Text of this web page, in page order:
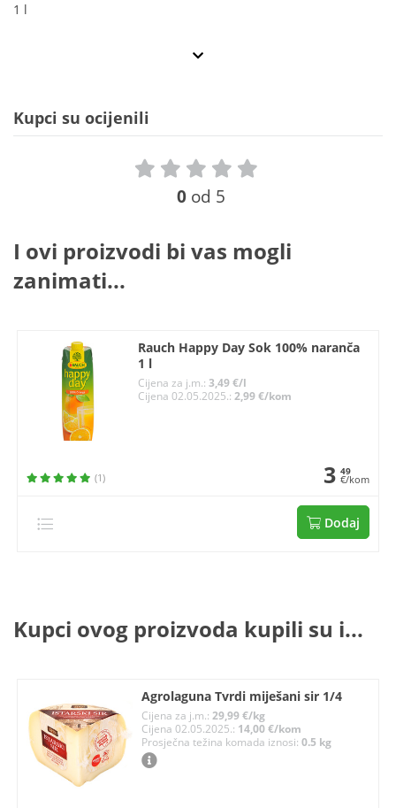
1 l
Kupci su ocijenili
0 od 5
I ovi proizvodi bi vas mogli
zanimati...
Rauch Happy Day Sok 100% naranča
1 l
Cijena za j.m.:3,49 €/l
Cijena 02.05.2025.:2,99 €/kom
(1) 3 49
€/kom
Dodaj
Kupci ovog proizvoda kupili su i...
Agrolaguna Tvrdi miješani sir 1/4
Cijena za j.m.:29,99 €/kg
Cijena 02.05.2025.: 14,00 €/kom
Prosječna težina komada iznosi:0.5 kg